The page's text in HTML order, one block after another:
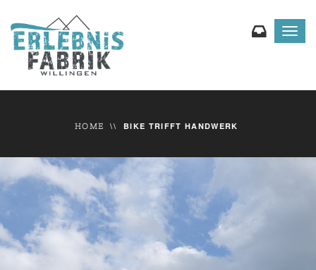
HOME BIKE TRIFFT HANDWERK